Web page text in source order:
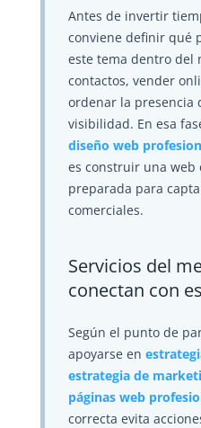
Antes de invertir
conviene definir qué
este tema dentro del
contactos, vender
ordenar la presencia
visibilidad. En esa
diseño web
es construir una web
preparada para
comerciales.
Servicios del
conectan con
Según el punto de
apoyarse en
estrategia de
páginas web
correcta evita